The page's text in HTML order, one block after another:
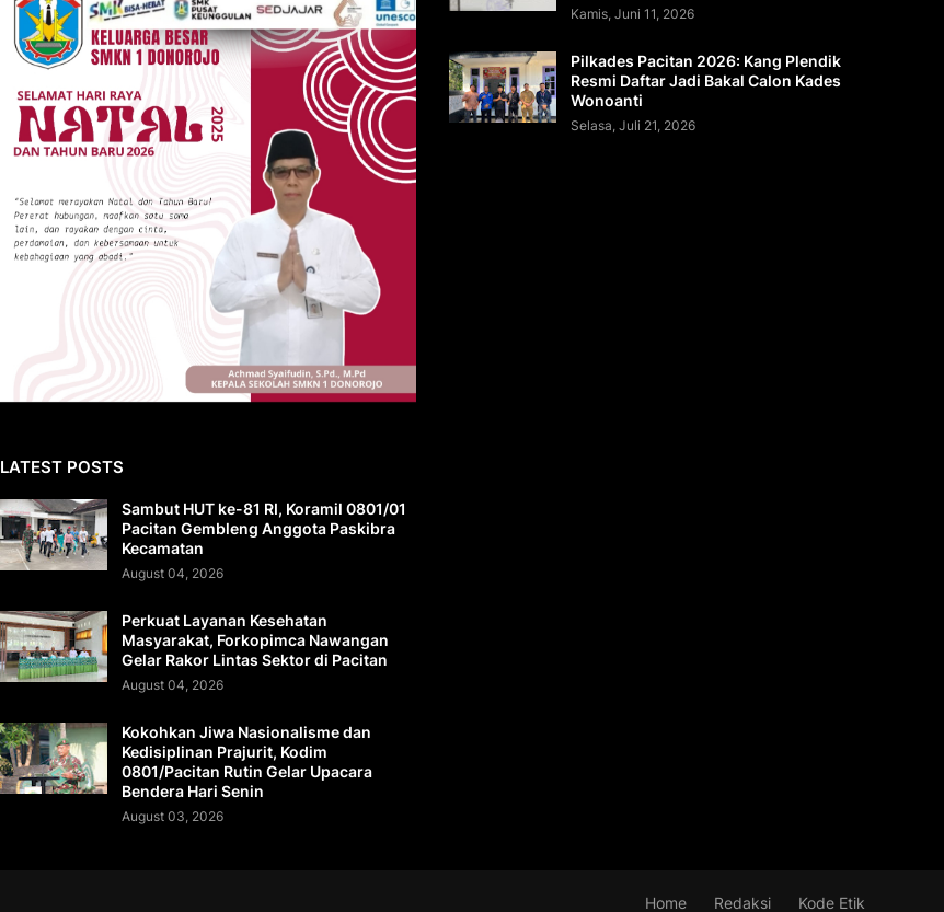
LATEST POSTS
Sambut HUT ke-81 RI, Koramil 0801/01
Pacitan Gembleng Anggota Paskibra
Kecamatan
August 04, 2026
Perkuat Layanan Kesehatan
Masyarakat, Forkopimca Nawangan
Gelar Rakor Lintas Sektor di Pacitan
August 04, 2026
Kokohkan Jiwa Nasionalisme dan
Kedisiplinan Prajurit, Kodim
0801/Pacitan Rutin Gelar Upacara
Bendera Hari Senin
August 03, 2026
Kamis, Juni 11, 2026
Pilkades Pacitan 2026: Kang Plendik
Resmi Daftar Jadi Bakal Calon Kades
Wonoanti
Selasa, Juli 21, 2026
Home Redaksi Kode Etik